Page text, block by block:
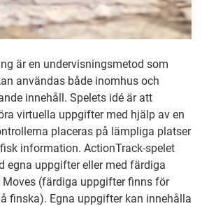
är en undervisningsmetod som
användas både inomhus och
innehåll. Spelets idé är att
virtuella uppgifter med hjälp av en
placeras på lämpliga platser
information. ActionTrack-spelet
egna uppgifter eller med färdiga
(färdiga uppgifter finns för
finska). Egna uppgifter kan innehålla